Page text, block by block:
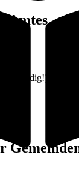
Amtes
Uhr